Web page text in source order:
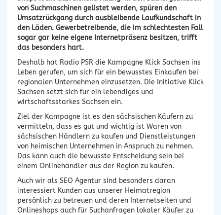
von Suchmaschinen gelistet werden, spüren den
Umsatzrückgang durch ausbleibende Laufkundschaft in
den Läden. Gewerbetreibende, die im schlechtesten Fall
sogar gar keine eigene Internetpräsenz besitzen, trifft
das besonders hart.
Deshalb hat Radio PSR die Kampagne Klick Sachsen ins
Leben gerufen, um sich für ein bewusstes Einkaufen bei
regionalen Unternehmen einzusetzen. Die Initiative Klick
Sachsen setzt sich für ein lebendiges und
wirtschaftsstarkes Sachsen ein.
Ziel der Kampagne ist es den sächsischen Käufern zu
vermitteln, dass es gut und wichtig ist Waren von
sächsischen Händlern zu kaufen und Dienstleistungen
von heimischen Unternehmen in Anspruch zu nehmen.
Das kann auch die bewusste Entscheidung sein bei
einem Onlinehändler aus der Region zu kaufen.
Auch wir als SEO Agentur sind besonders daran
interessiert Kunden aus unserer Heimatregion
persönlich zu betreuen und deren Internetseiten und
Onlineshops auch für Suchanfragen lokaler Käufer zu